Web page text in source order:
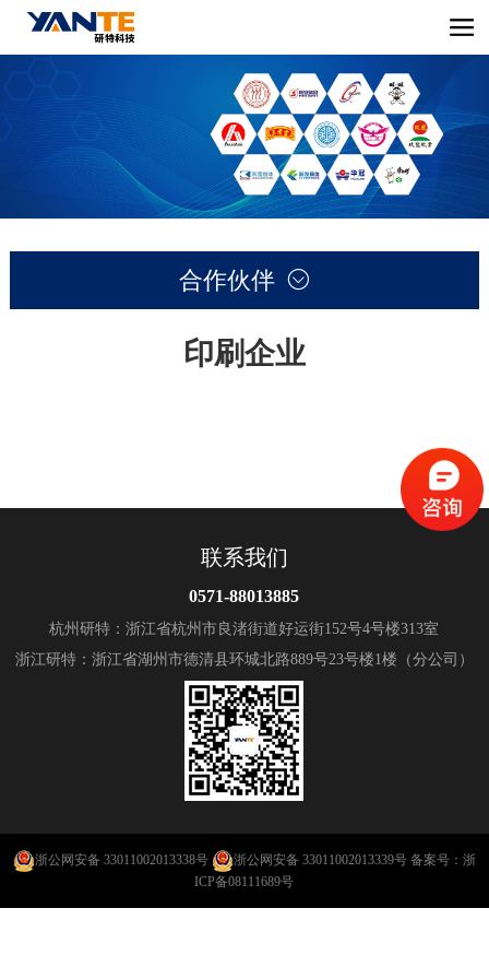
合作伙伴 
印刷企业
联系我们
0571-88013885
杭州研特：浙江省杭州市良渚街道好运街152号4号楼313室
浙江研特：浙江省湖州市德清县环城北路889号23号楼1楼（分公司）
浙公网安备 33011002013338号 浙公网安备 33011002013339号备案号： 浙
ICP备08111689号